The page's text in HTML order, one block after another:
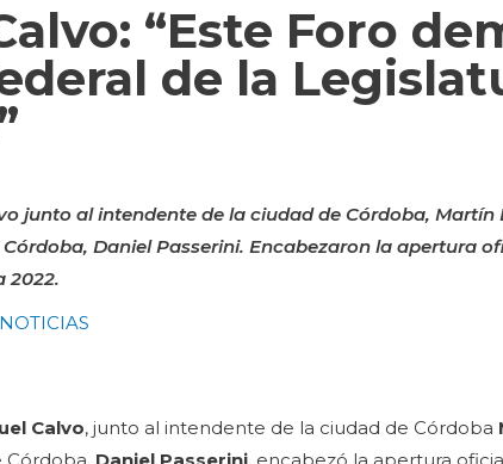
“Este Foro
de la
junto al intendente de la ciudad de Córdoba, Martín
Daniel Passerini. Encabezaron la apertura
2022.
NOTICIAS
Calvo, junto al intendente de la ciudad de Córdoba